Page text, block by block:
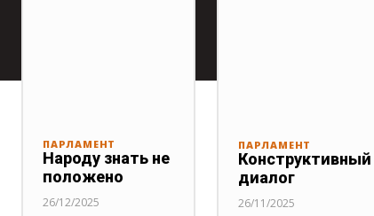
ПАРЛАМЕНТ
Народу знать не
положено
26/12/2025
ПАРЛАМЕНТ
Конструктивный
диалог
26/11/2025